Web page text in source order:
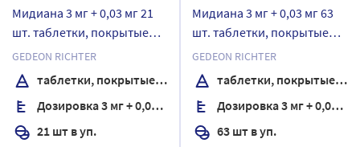
Мидиана 3 мг + 0,03 мг 21
шт. таблетки, покрытые
пленочной оболочкой
GEDEON RICHTER
таблетки, покрытые пленочной оболочкой
Дозировка 3 мг + 0,03 мг
21 шт в уп.
Мидиана 3 мг + 0,03 мг 63
шт. таблетки, покрытые
пленочной оболочкой
GEDEON RICHTER
таблетки, покрытые пленочной оболочкой
Дозировка 3 мг + 0,03 мг
63 шт в уп.